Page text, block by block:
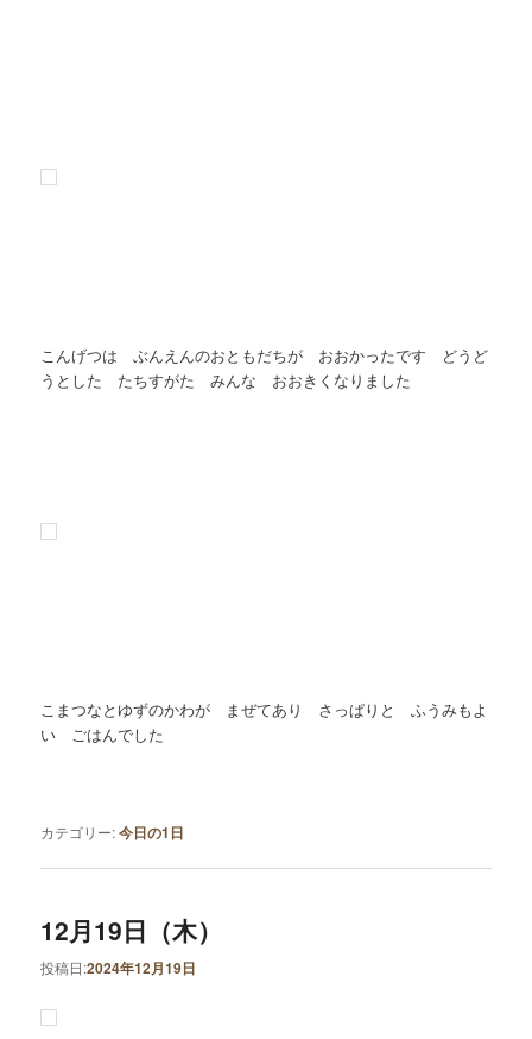
こんげつは ぶんえんのおともだちが おおかったです どうど
うとした たちすがた みんな おおきくなりました
こまつなとゆずのかわが まぜてあり さっぱりと ふうみもよ
い ごはんでした
カテゴリー:今日の1日
12月19日（木）
投稿日:2024年12月19日